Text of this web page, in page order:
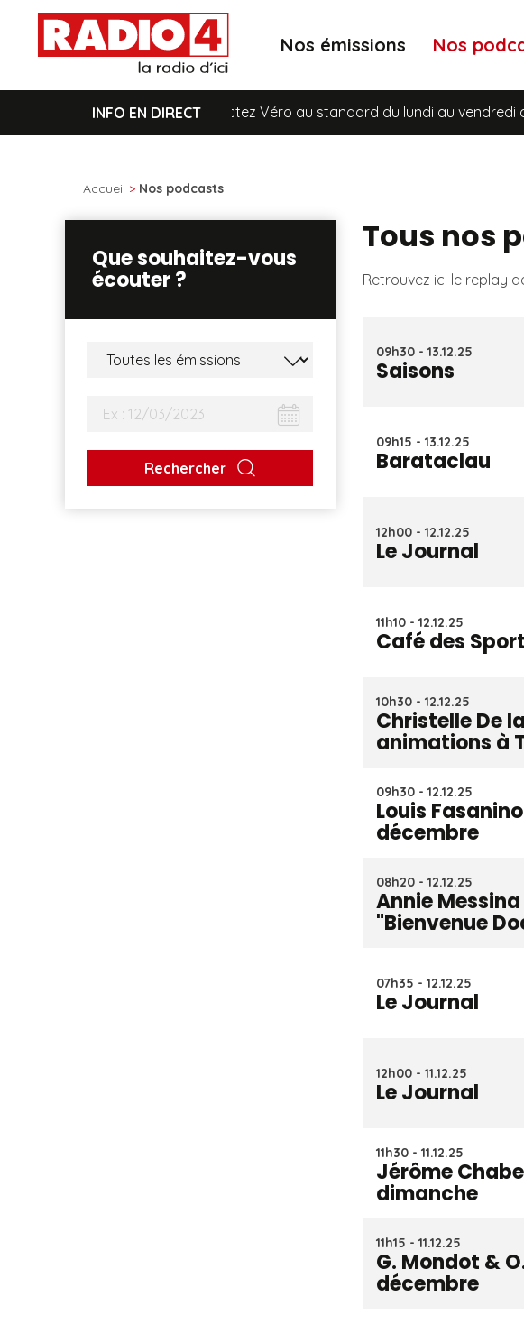
Nos émissions Nos
INFO EN DIRECT
Pour toute demande, contactez Véro au standard du lundi au vendredi de 8h
Accueil > Nos podcasts
Que souhaitez-vous
écouter ?
Rechercher
Tous nos
Retrouvez ici le replay
09h30 - 13.12.25
Saisons
09h15 - 13.12.25
Barataclau
12h00 - 12.12.25
Le Journal
11h10 - 12.12.25
Café des
10h30 - 12.12.25
Christelle De
animations à
09h30 - 12.12.25
Louis
décembre
08h20 - 12.12.25
Annie
"Bienvenue
07h35 - 12.12.25
Le Journal
12h00 - 11.12.25
Le Journal
11h30 - 11.12.25
Jérôme
dimanche
11h15 - 11.12.25
G. Mondot &
décembre